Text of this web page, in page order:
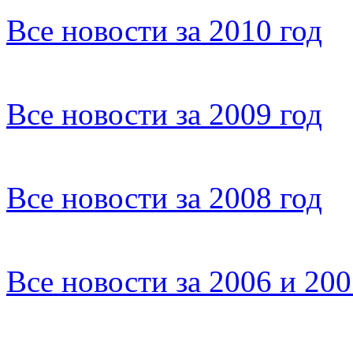
Все новости за 2010 год
Все новости за 2009 год
Все новости за 2008 год
Все новости за 2006 и